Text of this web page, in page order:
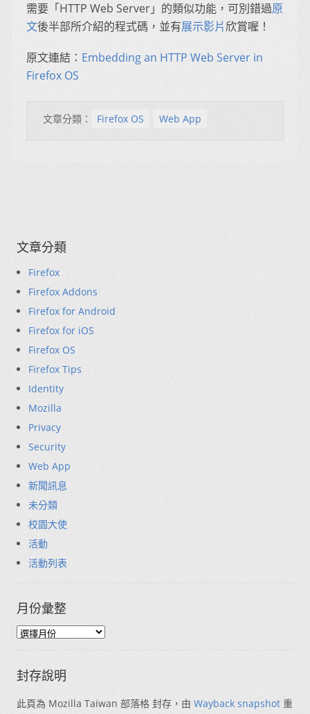
需要「HTTP Web Server」的類似功能，可別錯過原
文後半部所介紹的程式碼，並有展示影片欣賞喔！
原文連結： Embedding an HTTP Web Server in
Firefox OS
文章分類： Firefox OS Web App
文章分類
Firefox
Firefox Addons
Firefox for Android
Firefox for iOS
Firefox OS
Firefox Tips
Identity
Mozilla
Privacy
Security
Web App
新聞訊息
未分類
校園大使
活動
活動列表
月份彙整
封存說明
此頁為 Mozilla Taiwan 部落格 封存，由 Wayback snapshot 重